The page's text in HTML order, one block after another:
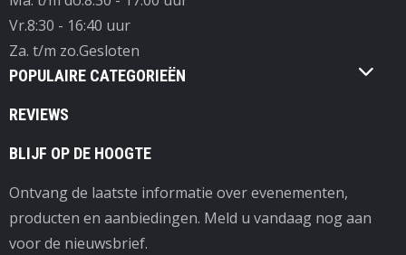
Vr.8:30 - 16:40 uur
Za. t/m zo.Gesloten
POPULAIRE CATEGORIEËN
REVIEWS
BLIJF OP DE HOOGTE
Ontvang de laatste informatie over evenementen,
producten en aanbiedingen. Meld u vandaag nog aan
voor de nieuwsbrief.